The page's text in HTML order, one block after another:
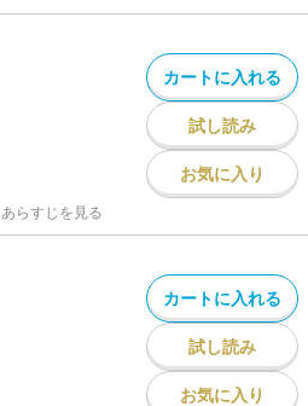
カートに入れる
試し読み
お気に入り
あらすじを見る
カートに入れる
試し読み
お気に入り